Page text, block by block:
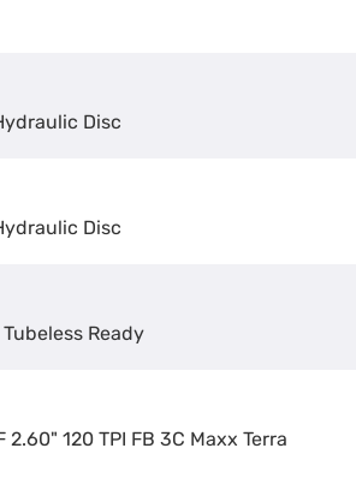
Disc
Disc
Ready
2.60" 120 TPI FB 3C Maxx Terra
kontaktowe, a nasz pracownik
więcej szczegółowych informacji